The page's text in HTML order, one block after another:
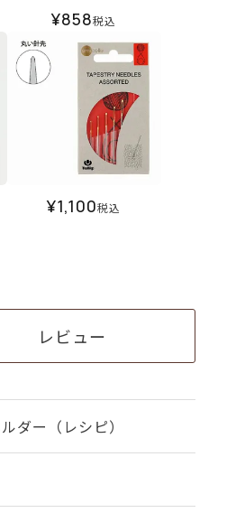
¥858税込
¥1,100税込
レビュー
ダー（レシピ）